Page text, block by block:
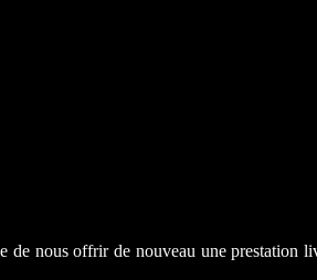
nous offrir de nouveau une